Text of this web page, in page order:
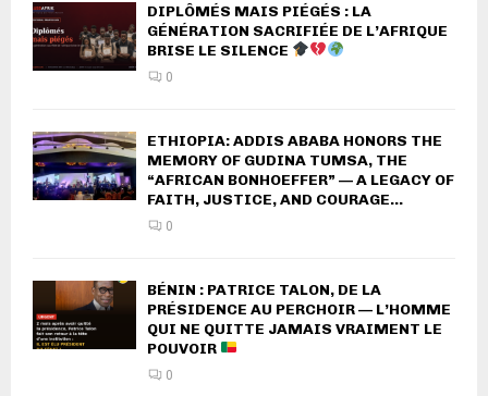
DIPLÔMÉS MAIS PIÉGÉS : LA
GÉNÉRATION SACRIFIÉE DE L’AFRIQUE
BRISE LE SILENCE
0
ETHIOPIA: ADDIS ABABA HONORS THE
MEMORY OF GUDINA TUMSA, THE
“AFRICAN BONHOEFFER” — A LEGACY OF
FAITH, JUSTICE, AND COURAGE...
0
BÉNIN : PATRICE TALON, DE LA
PRÉSIDENCE AU PERCHOIR — L’HOMME
QUI NE QUITTE JAMAIS VRAIMENT LE
POUVOIR
0